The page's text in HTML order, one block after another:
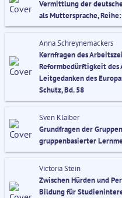
Vermittlung der
als Muttersprache,
Anna Schreynemackers
Kernfragen des
Reformbedürftigkeit des
Leitgedanken des
Schutz, Bd. 58
Sven Klaiber
Grundfragen der
gruppenbasierter
Victoria Stein
Zwischen Hürden und
Bildung für